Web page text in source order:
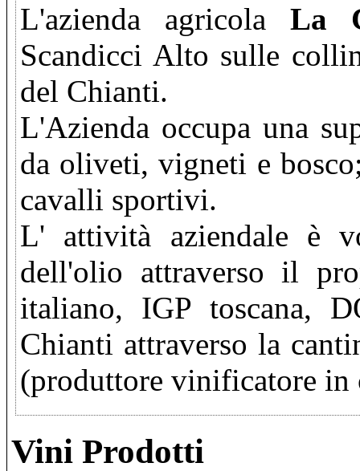
L'azienda agricola La
Scandicci Alto sulle
del Chianti.
L'Azienda occupa una
da oliveti, vigneti e
cavalli sportivi.
L' attività aziendale è
dell'olio attraverso il
italiano, IGP toscana,
Chianti attraverso la
(produttore vinificatore in
Vini Prodotti